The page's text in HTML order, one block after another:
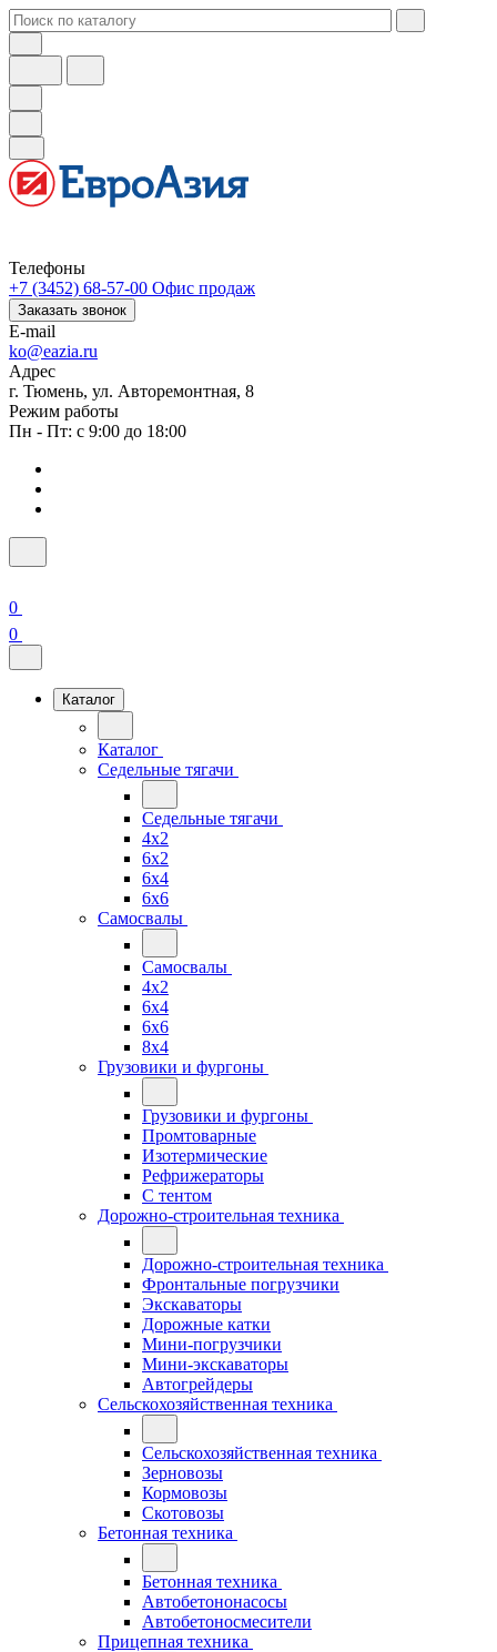
Телефоны
+7 (3452) 68-57-00 Офис продаж
Заказать звонок
E-mail
ko@eazia.ru
Адрес
г. Тюмень, ул. Авторемонтная, 8
Режим работы
Пн - Пт: с 9:00 до 18:00
0
0
Каталог
Каталог
Седельные тягачи
Седельные тягачи
4x2
6x2
6x4
6x6
Самосвалы
Самосвалы
4x2
6x4
6x6
8x4
Грузовики и фургоны
Грузовики и фургоны
Промтоварные
Изотермические
Рефрижераторы
С тентом
Дорожно-строительная техника
Дорожно-строительная техника
Фронтальные погрузчики
Экскаваторы
Дорожные катки
Мини-погрузчики
Мини-экскаваторы
Автогрейдеры
Сельскохозяйственная техника
Сельскохозяйственная техника
Зерновозы
Кормовозы
Скотовозы
Бетонная техника
Бетонная техника
Автобетононасосы
Автобетоносмесители
Прицепная техника